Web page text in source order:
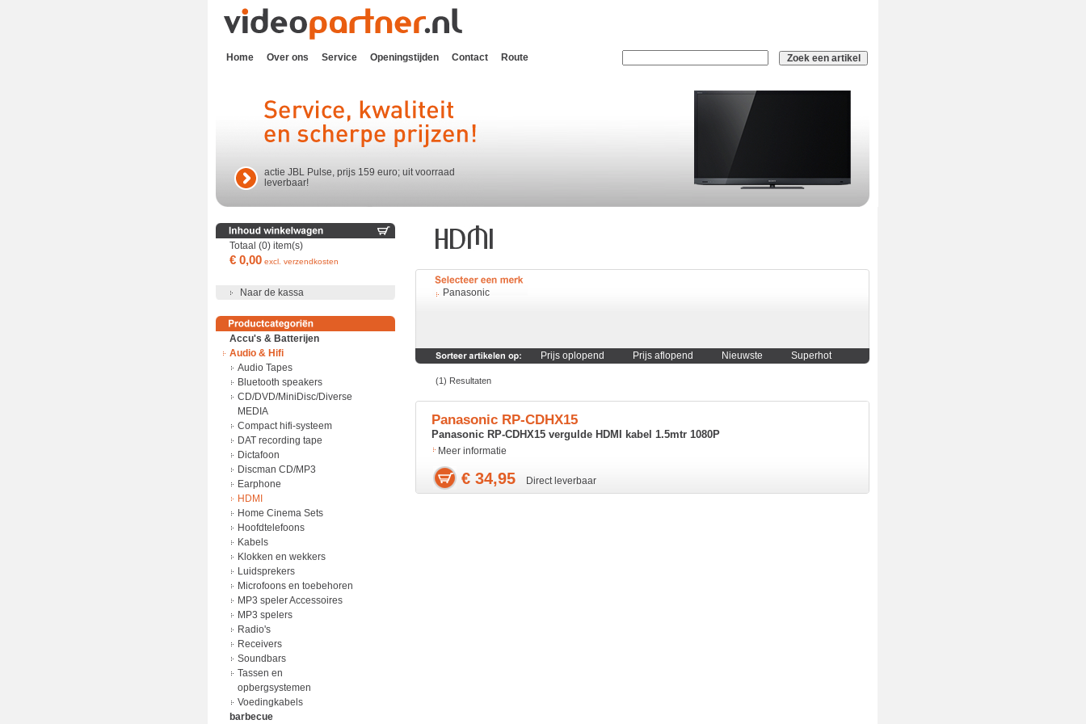
Home Over ons Service Openingstijden Contact Route
actie JBL Pulse, prijs 159 euro; uit voorraad
leverbaar!
Totaal (0) item(s)
€ 0,00 excl. verzendkosten
Naar de kassa
Accu's & Batterijen
Accu's en batterijen
Adapter
batterij lader
Batterijen
Laders
Power Bank
Voedingkabels
Audio & Hifi
Audio Tapes
Bluetooth speakers
CD/DVD/MiniDisc/Diverse
MEDIA
Compact hifi-systeem
DAT recording tape
Dictafoon
Discman CD/MP3
Earphone
HDMI
Home Cinema Sets
Hoofdtelefoons
Kabels
Klokken en wekkers
Luidsprekers
Microfoons en toebehoren
MP3 speler Accessoires
MP3 spelers
Radio's
Receivers
Soundbars
Tassen en
opbergsystemen
Voedingkabels
barbecue
Panasonic
Prijs oplopend Prijs aflopend Nieuwste Superhot
(1) Resultaten
Panasonic RP-CDHX15
Panasonic RP-CDHX15 vergulde HDMI kabel 1.5mtr 1080P
Meer informatie
€ 34,95 Direct leverbaar